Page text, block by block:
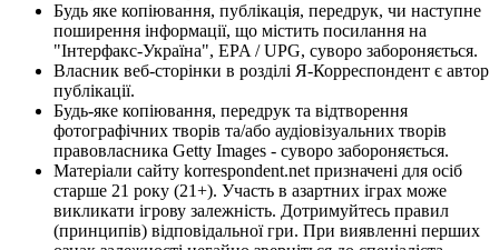
Будь яке копіювання, публікація, передрук, чи наступне
поширення інформації, що містить посилання на
"Інтерфакс-Україна", EPA / UPG, суворо забороняється.
Власник веб-сторінки в розділі Я-Корреспондент є автор
публікації.
Будь-яке копіювання, передрук та відтворення
фотографічних творів та/або аудіовізуальних творів
правовласника Getty Images - суворо забороняється.
Матеріали сайту korrespondent.net призначені для осіб
старше 21 року (21+). Участь в азартних іграх може
викликати ігрову залежність. Дотримуйтесь правил
(принципів) відповідальної гри. При виявленні перших